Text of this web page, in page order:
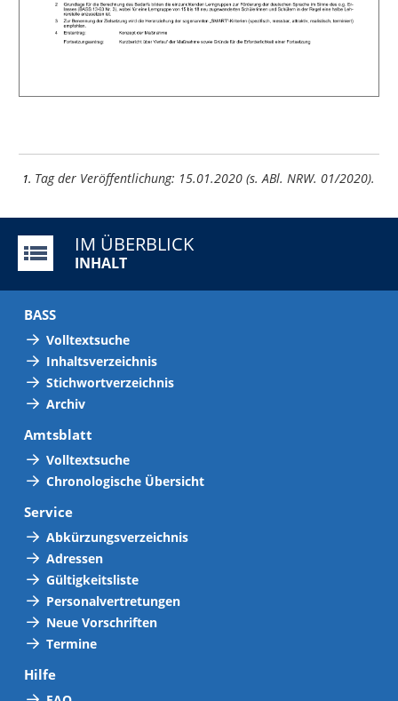
1 Tag der Veröffentlichung: 15.01.2020 (s. ABl. NRW. 01/2020).
IM ÜBERBLICK
INHALT
BASS
Volltextsuche
Inhaltsverzeichnis
Stichwortverzeichnis
Archiv
Amtsblatt
Volltextsuche
Chronologische Übersicht
Service
Abkürzungsverzeichnis
Adressen
Gültigkeitsliste
Personalvertretungen
Neue Vorschriften
Termine
Hilfe